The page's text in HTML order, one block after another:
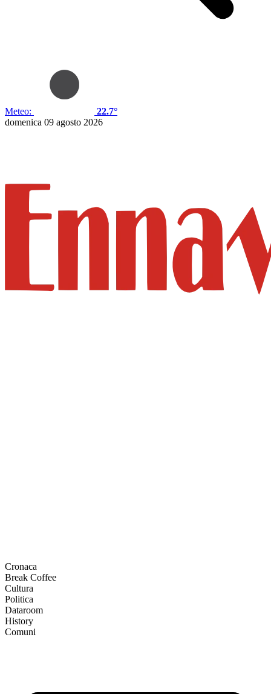
Meteo:
22.7°
domenica 09 agosto 2026
Cronaca
Break Coffee
Cultura
Politica
Dataroom
History
Comuni